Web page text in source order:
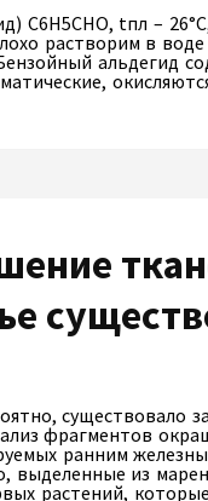
C6H5CHO, tпл –
растворим в
альдегид
существовало
фрагментов
ранним
выделенные из
растений,